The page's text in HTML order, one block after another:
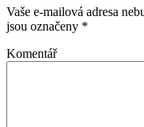
Vaše e-mailová adresa
jsou označeny *
Komentář